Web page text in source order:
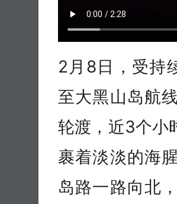
2月8日，受持
至大黑山岛航
轮渡，近3个小
裹着淡淡的海
岛路一路向北